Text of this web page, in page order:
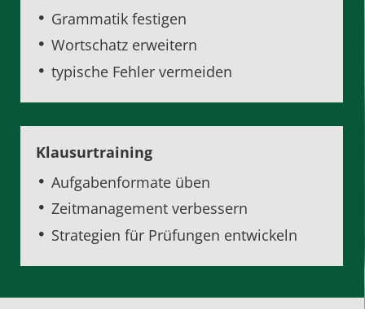
Grammatik festigen
Wortschatz erweitern
typische Fehler vermeiden
Klausurtraining
Aufgabenformate üben
Zeitmanagement verbessern
Strategien für Prüfungen entwickeln